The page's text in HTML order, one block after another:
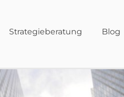
Strategieberatung Blog